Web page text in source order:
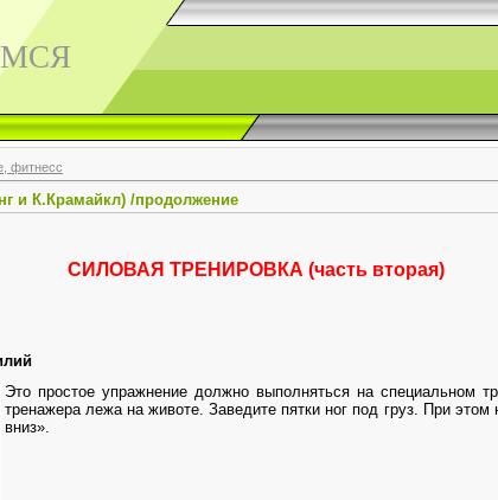
фитнесс
и К.Крамайкл) /продолжение
СИЛОВАЯ ТРЕНИРОВКА (часть вторая)
Это простое упражнение должно выполняться на специальном
тренажера лежа на животе. Заведите пятки ног под груз. При
вниз».